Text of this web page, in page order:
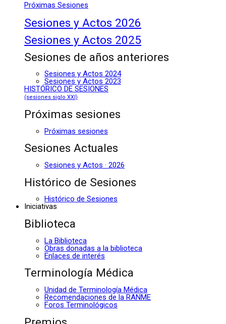
Próximas Sesiones
Sesiones y Actos 2026
Sesiones y Actos 2025
Sesiones de años anteriores
Sesiones y Actos 2024
Sesiones y Actos 2023
HISTÓRICO DE SESIONES
(sesiones siglo XXI)
Próximas sesiones
Próximas sesiones
Sesiones Actuales
Sesiones y Actos · 2026
Histórico de Sesiones
Histórico de Sesiones
Iniciativas
Biblioteca
La Biblioteca
Obras donadas a la biblioteca
Enlaces de interés
Terminología Médica
Unidad de Terminología Médica
Recomendaciones de la RANME
Foros Terminológicos